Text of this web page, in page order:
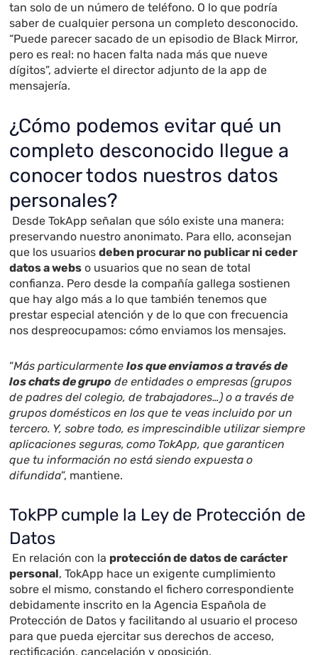
tan solo de un número de teléfono. O lo que podría
saber de cualquier persona un completo desconocido.
“Puede parecer sacado de un episodio de Black Mirror,
pero es real: no hacen falta nada más que nueve
dígitos”, advierte el director adjunto de la app de
mensajería.
¿Cómo podemos evitar qué un
completo desconocido llegue a
conocer todos nuestros datos
personales?
Desde TokApp señalan que sólo existe una manera:
preservando nuestro anonimato. Para ello, aconsejan
que los usuariosdeben procurar no publicar ni ceder
datos a webs o usuarios que no sean de total
confianza. Pero desde la compañía gallega sostienen
que hay algo más a lo que también tenemos que
prestar especial atención y de lo que con frecuencia
nos despreocupamos: cómo enviamos los mensajes.
“Más particularmentelos que enviamos a través de
los chats de grupo de entidades o empresas (grupos
de padres del colegio, de trabajadores…) o a través de
grupos domésticos en los que te veas incluido por un
tercero. Y, sobre todo, es imprescindible utilizar siempre
aplicaciones seguras, como TokApp, que garanticen
que tu información no está siendo expuesta o
difundida”, mantiene.
TokPP cumple la Ley de Protección de
Datos
En relación con la protección de datos de carácter
personal, TokApp hace un exigente cumplimiento
sobre el mismo, constando el fichero correspondiente
debidamente inscrito en la Agencia Española de
Protección de Datos y facilitando al usuario el proceso
para que pueda ejercitar sus derechos de acceso,
rectificación, cancelación y oposición.